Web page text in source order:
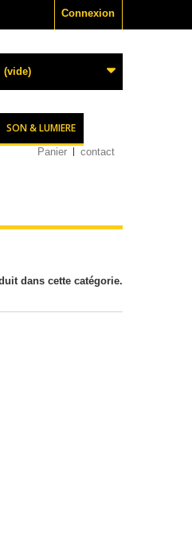
Connexion
(vide)
SON & LUMIERE
Panier contact
dans cette catégorie.